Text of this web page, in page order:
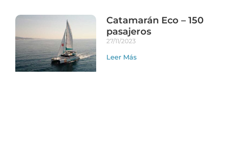
Catamarán Eco – 150
pasajeros
27/11/2023
Leer Más